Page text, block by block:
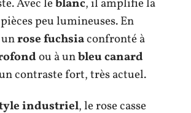
Avec leblanc, il amplifie la
peu lumineuses. En
rose fuchsiaconfronté à
ou à unbleu canard
contraste fort, très actuel.
industriel, le rose casse